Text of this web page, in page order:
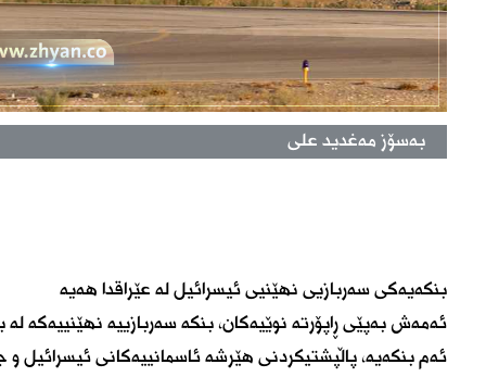
بەسۆز مەغدید علی
بنکەیەکی سەربازیی نهێنیی ئیسرائیل لە عێراقدا هەیە
ئەمەش بەپێی ڕاپۆرتە نوێیەکان، بنکە سەربازییە نهێنییەکە لە
ئەم بنکەیە، پاڵپشتیکردنی هێرشە ئاسمانییەکانی ئیسرائیل و